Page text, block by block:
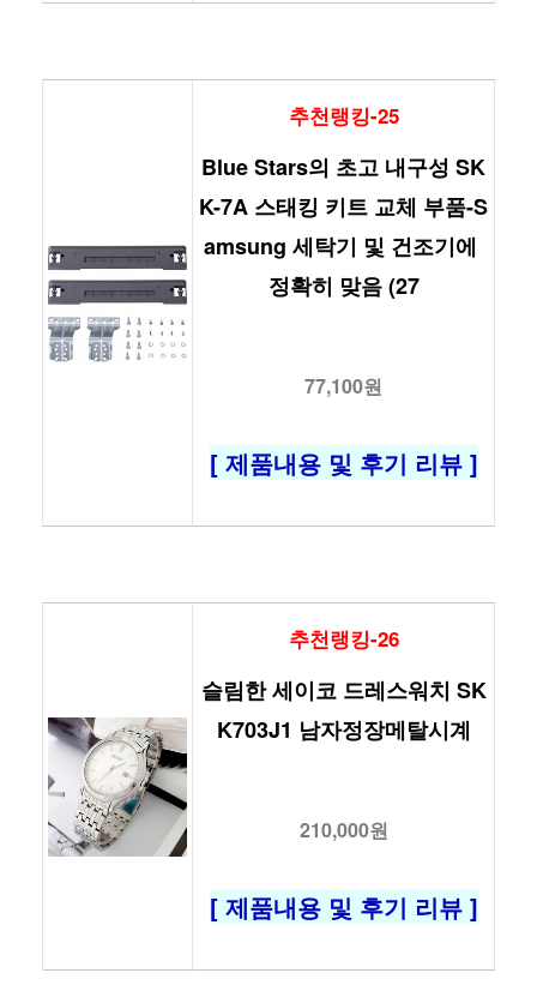
추천랭킹-25
Blue Stars의 초고 내구성 SK
K-7A 스태킹 키트 교체 부품-S
amsung 세탁기 및 건조기에
정확히 맞음 (27
77,100원
[ 제품내용 및 후기 리뷰 ]
추천랭킹-26
슬림한 세이코 드레스워치 SK
K703J1 남자정장메탈시계
210,000원
[ 제품내용 및 후기 리뷰 ]